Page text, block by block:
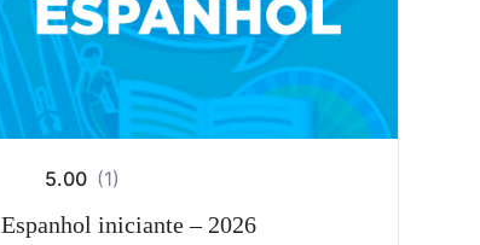
5.00 (1)
Espanhol iniciante – 2026